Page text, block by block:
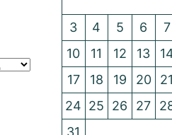
3
4 5 6 7
10
11 12 13
17
18 19 20 21
24 25 26 27
31